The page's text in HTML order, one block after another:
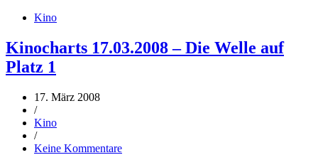
Kino
Kinocharts 17.03.2008 – Die Welle auf
Platz 1
17. März 2008
/
Kino
/
Keine Kommentare